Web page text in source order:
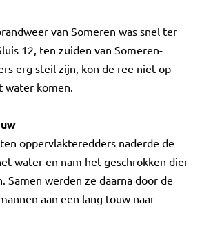
van Someren was snel ter
12, ten zuiden van Someren-
erg steil zijn, kon de ree niet op
water komen.
oppervlakteredders naderde de
water en nam het geschrokken dier
Samen werden ze daarna door de
aan een lang touw naar